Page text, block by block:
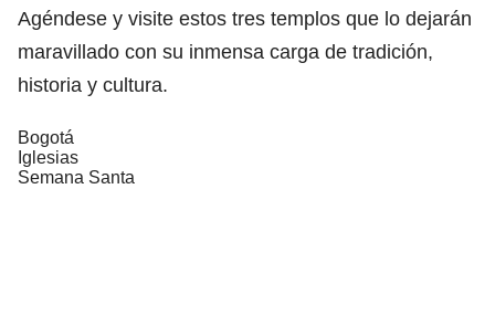
Agéndese y visite estos tres templos que lo dejarán
maravillado con su inmensa carga de tradición,
historia y cultura.
Bogotá
Iglesias
Semana Santa